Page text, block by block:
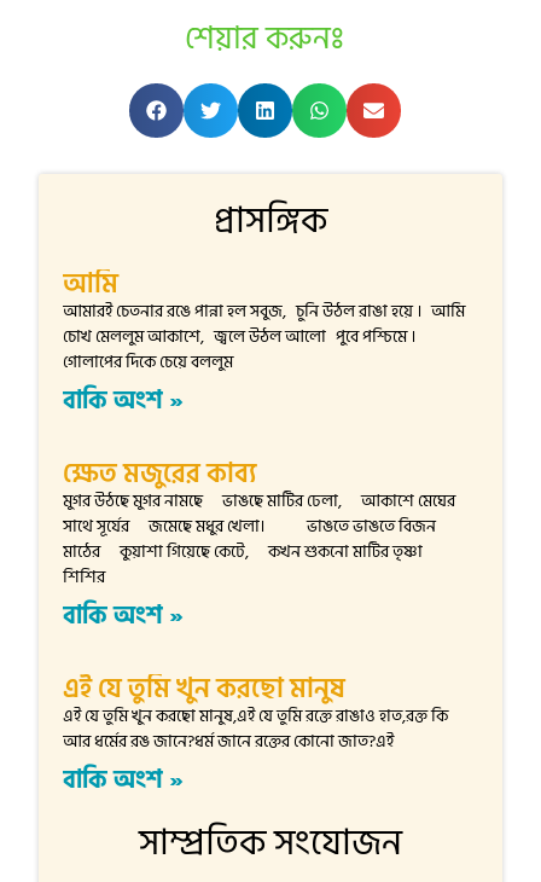
শেয়ার করুনঃ
প্রাসঙ্গিক
আমি
আমারই চেতনার রঙে পান্না হল সবুজ, চুনি উঠল রাঙা হয়ে । আমি
চোখ মেললুম আকাশে, জ্বলে উঠল আলো পুবে পশ্চিমে ।
গোলাপের দিকে চেয়ে বললুম
বাকি অংশ »
ক্ষেত মজুরের কাব্য
মুগর উঠছে মুগর নামছে ভাঙছে মাটির ঢেলা, আকাশে মেঘের
সাথে সূর্যের জমেছে মধুর খেলা। ভাঙতে ভাঙতে বিজন
মাঠের কুয়াশা গিয়েছে কেটে, কখন শুকনো মাটির তৃষ্ণা
শিশির
বাকি অংশ »
এই যে তুমি খুন করছো মানুষ
এই যে তুমি খুন করছো মানুষ,এই যে তুমি রক্তে রাঙাও হাত,রক্ত কি
আর ধর্মের রঙ জানে?ধর্ম জানে রক্তের কোনো জাত?এই
বাকি অংশ »
সাম্প্রতিক সংযোজন